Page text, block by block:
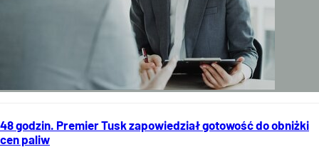
48 godzin. Premier Tusk zapowiedział gotowość do obniżki
cen paliw